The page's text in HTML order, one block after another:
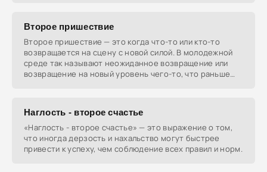
Второе пришествие
Второе пришествие — это когда что-то или кто-то
возвращается на сцену с новой силой. В молодежной
среде так называют неожиданное возвращение или
возвращение на новый уровень чего-то, что раньше
Наглость - второе счастье
«Наглость - второе счастье» — это выражение о том,
что иногда дерзость и нахальство могут быстрее
привести к успеху, чем соблюдение всех правил и норм.